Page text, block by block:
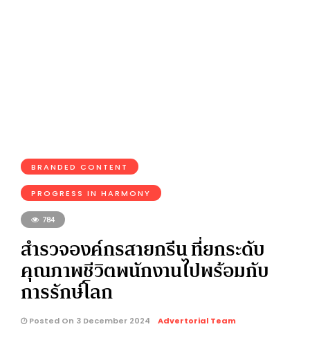
BRANDED CONTENT
PROGRESS IN HARMONY
784
สำรวจองค์กรสายกรีน ที่ยกระดับ
คุณภาพชีวิตพนักงานไปพร้อมกับ
การรักษ์โลก
Posted On 3 December 2024 Advertorial Team